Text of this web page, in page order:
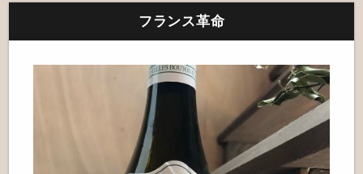
フランス革命